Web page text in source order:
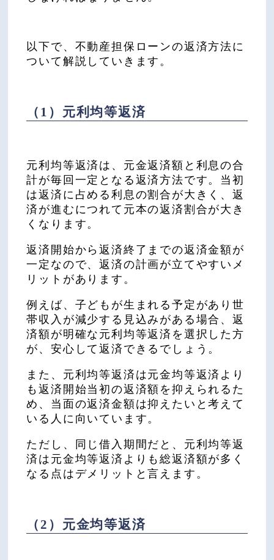
以下で、不動産担保ローンの返済方法に
ついて解説していきます。
（1）元利均等返済
元利均等返済は、元金返済額と利息の合
計が毎回一定となる返済方法です。当初
は返済に占める利息の割合が大きく、返
済が進むにつれて元本の返済割合が大き
くなります。
返済開始から返済終了までの返済金額が
一定なので、返済の計画が立てやすいメ
リットがあります。
例えば、子どもが生まれる予定があり世
帯収入が減少する見込みがある場合、返
済額が明確な元利均等返済を選択した方
が、安心して返済できるでしょう。
また、元利均等返済は元金均等返済より
も返済開始当初の返済額を抑えられるた
め、当面の返済金額は抑えたいと考えて
いる人に向いています。
ただし、同じ借入期間だと、元利均等返
済は元金均等返済よりも総返済額が多く
なる点はデメリットと言えます。
（2）元金均等返済